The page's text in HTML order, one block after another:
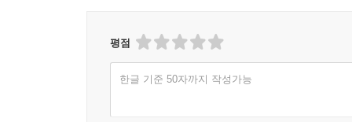
평점
한글 기준 50자까지 작성가능